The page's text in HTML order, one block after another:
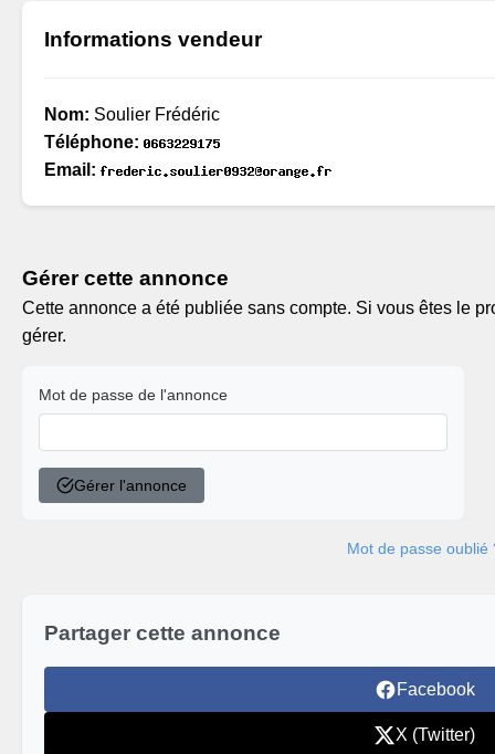
Informations vendeur
Nom: Soulier Frédéric
Téléphone:
Email:
Gérer cette annonce
Cette annonce a été publiée sans compte. Si vous êtes le
gérer.
Mot de passe de l'annonce
Gérer l'annonce
Mot de passe oublié
Partager cette annonce
Facebook
X (Twitter)